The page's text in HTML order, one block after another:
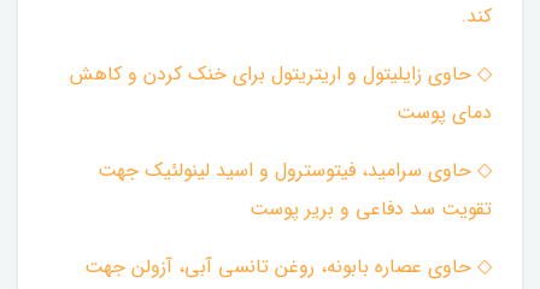
کند.
◇ حاوی زایلیتول و اریتریتول برای خنک کردن و کاهش
دمای پوست ‌
◇ حاوی سرامید، فیتوسترول و اسید لینولئیک جهت
تقویت سد دفاعی و بریر پوست ‌
◇ حاوی عصاره بابونه، روغن تانسی آبی، آزولن جهت